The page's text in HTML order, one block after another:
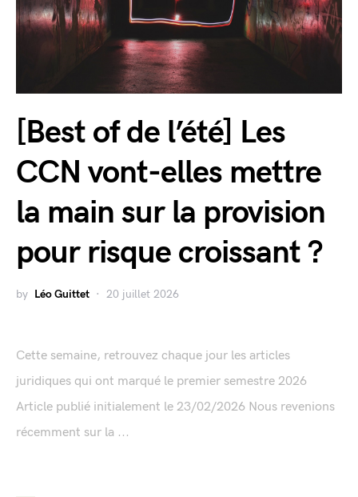
[Best of de l’été] Les
CCN vont-elles mettre
la main sur la provision
pour risque croissant ?
by Léo Guittet 20 juillet 2026
Cette semaine, retrouvez chaque jour les articles
juridiques qui ont marqué le premier semestre 2026
Article publié initialement le 23/02/2026 Nous revenions
récemment sur la ...